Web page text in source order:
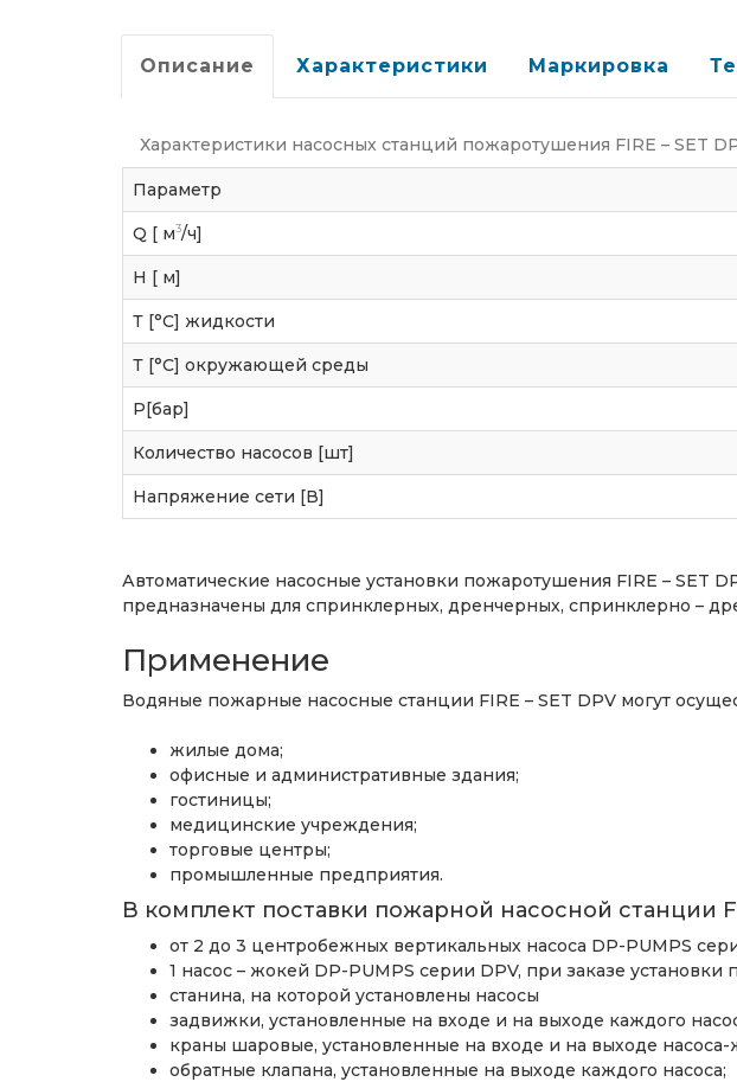
Описание Характеристики Маркировка
Характеристики насосных станций пожаротушения FIRE – SET
Параметр
Q [ м3/ч]
H [ м]
Т [°C] жидкости
Т [°C] окружающей среды
P[бар]
Количество насосов [шт]
Напряжение сети [В]
Автоматические насосные установки пожаротушения FIRE – SET
предназначены для спринклерных, дренчерных, спринклерно –
Применение
Водяные пожарные насосные станции FIRE – SET DPV могут
жилые дома;
офисные и административные здания;
гостиницы;
медицинские учреждения;
торговые центры;
промышленные предприятия.
В комплект поставки пожарной насосной станции
от 2 до 3 центробежных вертикальных насоса DP-PUMPS
1 насос – жокей DP-PUMPS серии DPV, при заказе
станина, на которой установлены насосы
задвижки, установленные на входе и на выходе каждого
краны шаровые, установленные на входе и на выходе
обратные клапана, установленные на выходе каждого насоса;